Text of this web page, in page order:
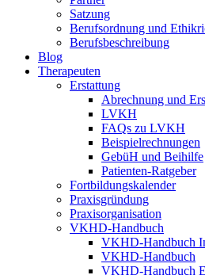
Satzung
Berufsordnung und
Berufsbeschreibung
Blog
Therapeuten
Erstattung
Abrechnung und
LVKH
FAQs zu LVKH
Beispielrechnungen
GebüH und Beihilfe
Patienten-Ratgeber
Fortbildungskalender
Praxisgründung
Praxisorganisation
VKHD-Handbuch
VKHD-Handbuch
VKHD-Handbuch
VKHD-Handbuch